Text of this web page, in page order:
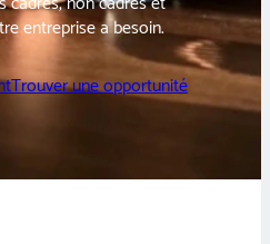
entreprise a besoin.
Trouver une opportunité